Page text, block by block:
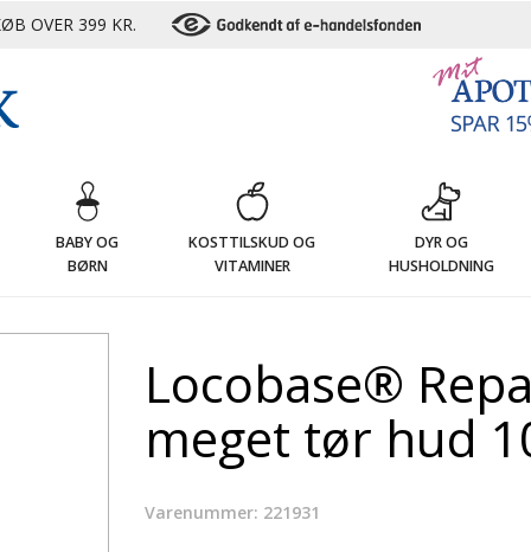
OVER 399 KR.
BABY OG
BØRN
KOSTTILSKUD OG
VITAMINER
DYR OG
HUSHOLDNING
Locobase®
meget tør hud
Varenummer: 221931